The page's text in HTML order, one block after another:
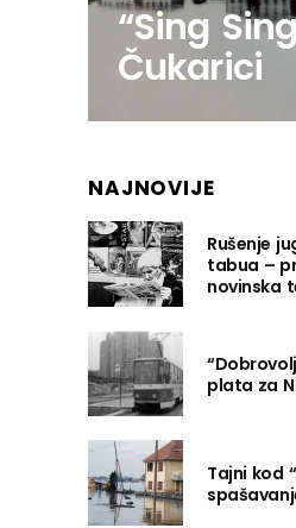
“Sing
Čukarici
NAJNOVIJE
Rušenje
tabua –
novinska
plata za
Tajni kod